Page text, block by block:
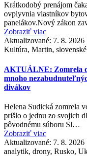
Krátkodobý prenájom
ovplyvnia vlastníkov
panelákov.Nový zákon
Zobraziť viac
Aktualizované: 7. 8. 2026
Kultúra, Martin,
AKTUÁLNE: Zomrela
mnoho
divákov
Helena Sudická zomrela
prišlo o jednu zo svojich
pôvodnému súboru Sl…
Zobraziť viac
Aktualizované: 7. 8. 2026
analytik, drony, Rusko,